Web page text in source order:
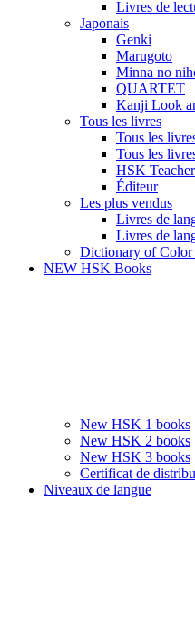
Livres de
Japonais
Genki
Marugoto
Minna no
QUARTET
Kanji Look
Tous les livres
Tous les
Tous les
HSK
Éditeur
Les plus vendus
Livres de
Livres de
Dictionary of Color
NEW HSK Books
New HSK 1 books
New HSK 2 books
New HSK 3 books
Certificat de
Niveaux de langue